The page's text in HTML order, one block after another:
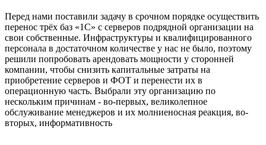
Перед нами поставили задачу в срочном порядке осуществить
перенос трёх баз «1С» с серверов подрядной организации на
свои собственные. Инфраструктуры и квалифицированного
персонала в достаточном количестве у нас не было, поэтому
решили попробовать арендовать мощности у сторонней
компании, чтобы снизить капитальные затраты на
приобретение серверов и ФОТ и перенести их в
операционную часть. Выбрали эту организацию по
нескольким причинам - во-первых, великолепное
обслуживание менеджеров и их молниеносная реакция, во-
вторых, информативность